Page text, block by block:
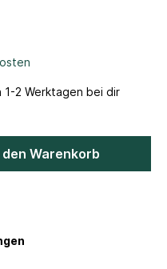
2 Werktagen bei dir
den Warenkorb